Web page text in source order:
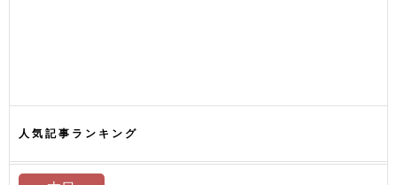
人気記事ランキング